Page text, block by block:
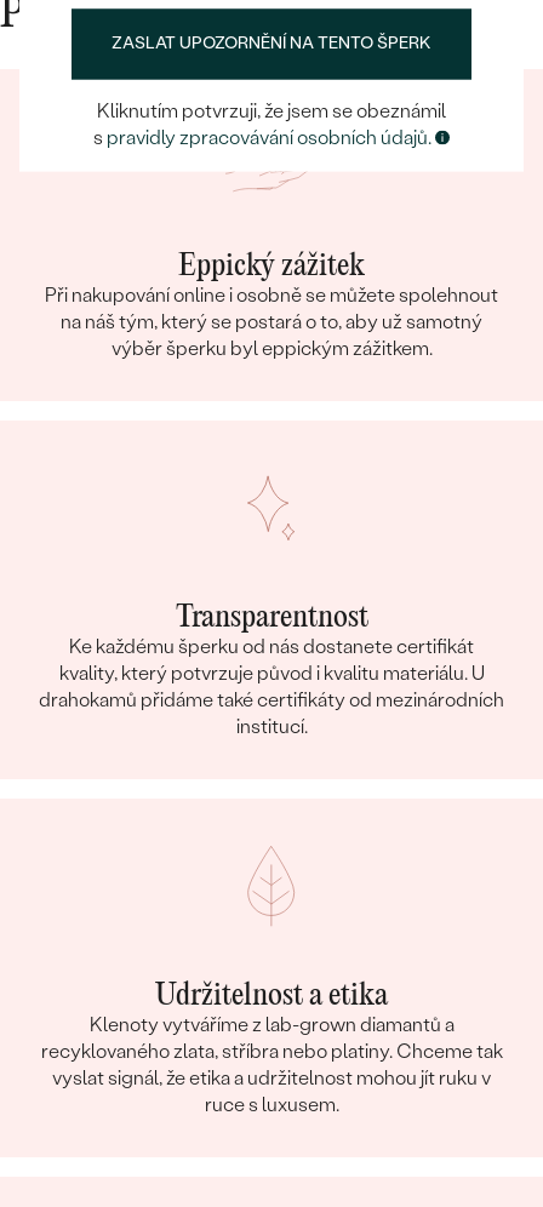
Proč nakupovat v Eppi
Eppický zážitek
Při nakupování online i osobně se můžete spolehnout
na náš tým, který se postará o to, aby už samotný
výběr šperku byl eppickým zážitkem.
Transparentnost
Ke každému šperku od nás dostanete certifikát
kvality, který potvrzuje původ i kvalitu materiálu. U
drahokamů přidáme také certifikáty od mezinárodních
institucí.
Udržitelnost a etika
Klenoty vytváříme z lab-grown diamantů a
recyklovaného zlata, stříbra nebo platiny. Chceme tak
vyslat signál, že etika a udržitelnost mohou jít ruku v
ruce s luxusem.
ZASLAT UPOZORNĚNÍ NA TENTO ŠPERK
Kliknutím potvrzuji, že jsem se obeznámil
s pravidly zpracovávání osobních údajů.